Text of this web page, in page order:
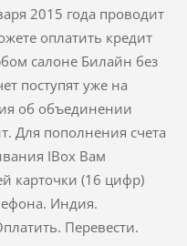
2015 года проводит
оплатить кредит
салоне Билайн без
поступят уже на
об объединении
Для пополнения счета
IBox Вам
карточки (16 цифр)
Индия.
Перевести.